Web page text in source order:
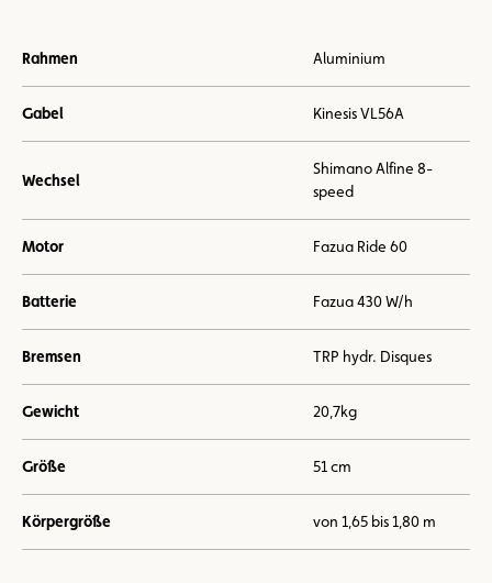
Rahmen Aluminium
Gabel Kinesis VL56A
Wechsel
Shimano Alfine 8-
speed
Motor Fazua Ride 60
Batterie Fazua 430 W/h
Bremsen TRP hydr. Disques
Gewicht 20,7kg
Größe 51 cm
Körpergröße von 1,65 bis 1,80 m